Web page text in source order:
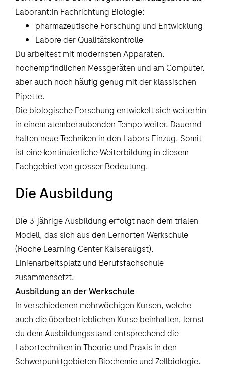
Laborant:in Fachrichtung Biologie:
pharmazeutische Forschung und Entwicklung
Labore der Qualitätskontrolle
Du arbeitest mit modernsten Apparaten,
hochempfindlichen Messgeräten und am Computer,
aber auch noch häufig genug mit der klassischen
Pipette.
Die biologische Forschung entwickelt sich weiterhin
in einem atemberaubenden Tempo weiter. Dauernd
halten neue Techniken in den Labors Einzug. Somit
ist eine kontinuierliche Weiterbildung in diesem
Fachgebiet von grosser Bedeutung.
Die Ausbildung
Die 3-jährige Ausbildung erfolgt nach dem trialen
Modell, das sich aus den Lernorten Werkschule
(Roche Learning Center Kaiseraugst),
Linienarbeitsplatz und Berufsfachschule
zusammensetzt.
Ausbildung an der Werkschule
In verschiedenen mehrwöchigen Kursen, welche
auch die überbetrieblichen Kurse beinhalten, lernst
du dem Ausbildungsstand entsprechend die
Labortechniken in Theorie und Praxis in den
Schwerpunktgebieten Biochemie und Zellbiologie.